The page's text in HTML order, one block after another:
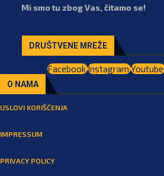
Mi smo tu zbog Vas, čitamo se!
DRUŠTVENE MREŽE
FacebookInstagramYoutube
O NAMA
USLOVI KORIŠĆENJA
IMPRESSUM
PRIVACY POLICY